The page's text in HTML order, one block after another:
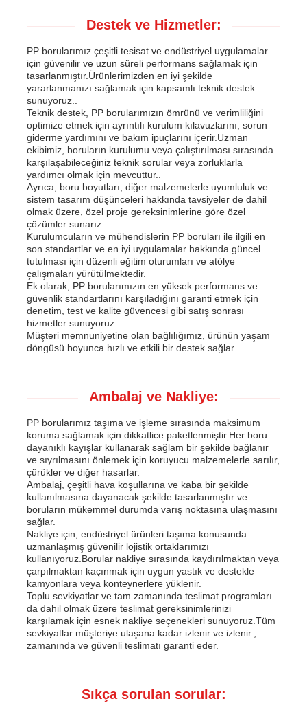
Destek ve Hizmetler:
PP borularımız çeşitli tesisat ve endüstriyel uygulamalar
için güvenilir ve uzun süreli performans sağlamak için
tasarlanmıştır.Ürünlerimizden en iyi şekilde
yararlanmanızı sağlamak için kapsamlı teknik destek
sunuyoruz..
Teknik destek, PP borularımızın ömrünü ve verimliliğini
optimize etmek için ayrıntılı kurulum kılavuzlarını, sorun
giderme yardımını ve bakım ipuçlarını içerir.Uzman
ekibimiz, boruların kurulumu veya çalıştırılması sırasında
karşılaşabileceğiniz teknik sorular veya zorluklarla
yardımcı olmak için mevcuttur..
Ayrıca, boru boyutları, diğer malzemelerle uyumluluk ve
sistem tasarım düşünceleri hakkında tavsiyeler de dahil
olmak üzere, özel proje gereksinimlerine göre özel
çözümler sunarız.
Kurulumcuların ve mühendislerin PP boruları ile ilgili en
son standartlar ve en iyi uygulamalar hakkında güncel
tutulması için düzenli eğitim oturumları ve atölye
çalışmaları yürütülmektedir.
Ek olarak, PP borularımızın en yüksek performans ve
güvenlik standartlarını karşıladığını garanti etmek için
denetim, test ve kalite güvencesi gibi satış sonrası
hizmetler sunuyoruz.
Müşteri memnuniyetine olan bağlılığımız, ürünün yaşam
döngüsü boyunca hızlı ve etkili bir destek sağlar.
Ambalaj ve Nakliye:
PP borularımız taşıma ve işleme sırasında maksimum
koruma sağlamak için dikkatlice paketlenmiştir.Her boru
dayanıklı kayışlar kullanarak sağlam bir şekilde bağlanır
ve sıyrılmasını önlemek için koruyucu malzemelerle sarılır,
çürükler ve diğer hasarlar.
Ambalaj, çeşitli hava koşullarına ve kaba bir şekilde
kullanılmasına dayanacak şekilde tasarlanmıştır ve
boruların mükemmel durumda varış noktasına ulaşmasını
sağlar.
Nakliye için, endüstriyel ürünleri taşıma konusunda
uzmanlaşmış güvenilir lojistik ortaklarımızı
kullanıyoruz.Borular nakliye sırasında kaydırılmaktan veya
çarpılmaktan kaçınmak için uygun yastık ve destekle
kamyonlara veya konteynerlere yüklenir.
Toplu sevkiyatlar ve tam zamanında teslimat programları
da dahil olmak üzere teslimat gereksinimlerinizi
karşılamak için esnek nakliye seçenekleri sunuyoruz.Tüm
sevkiyatlar müşteriye ulaşana kadar izlenir ve izlenir.,
zamanında ve güvenli teslimatı garanti eder.
Sıkça sorulan sorular: